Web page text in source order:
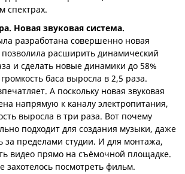
спектрах.
Новая звуковая система.
разработана совершенно новая
расширить динамический
и сделать новые динамики до 58%
баса выросла в 2,5 раза.
А поскольку новая звуковая
напрямую к каналу электропитания,
выросла в три раза. Вот почему
подходит для создания музыки, даже
за пределами студии. И для монтажа,
видео прямо на съёмочной площадке.
захотелось посмотреть фильм.